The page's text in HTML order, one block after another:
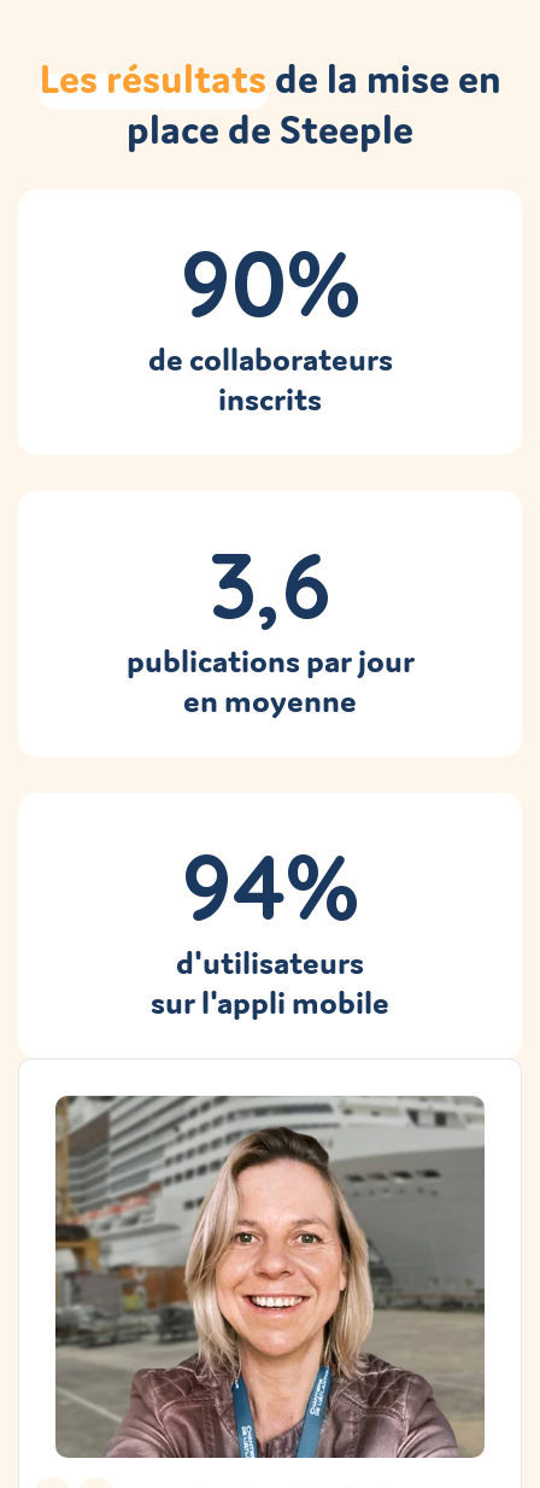
Les résultats de la mise en
place de Steeple
90%
de collaborateurs
inscrits
3,6
publications par jour
en moyenne
94%
d'utilisateurs
sur l'appli mobile